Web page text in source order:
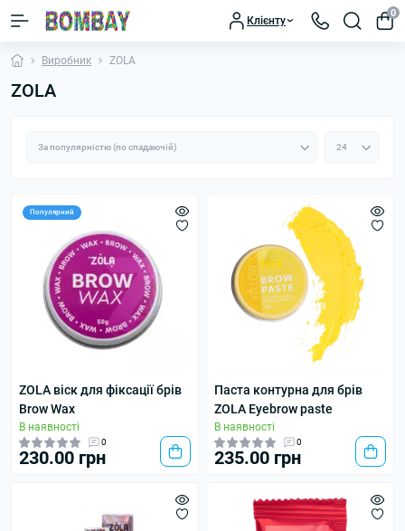
Клієнту
0
Виробник ZOLA
ZOLA
Популярний
ZOLA віск для фіксації брів
Brow Wax
В наявності
0
230.00 грн
Паста контурна для брів
ZOLA Eyebrow paste
В наявності
0
235.00 грн